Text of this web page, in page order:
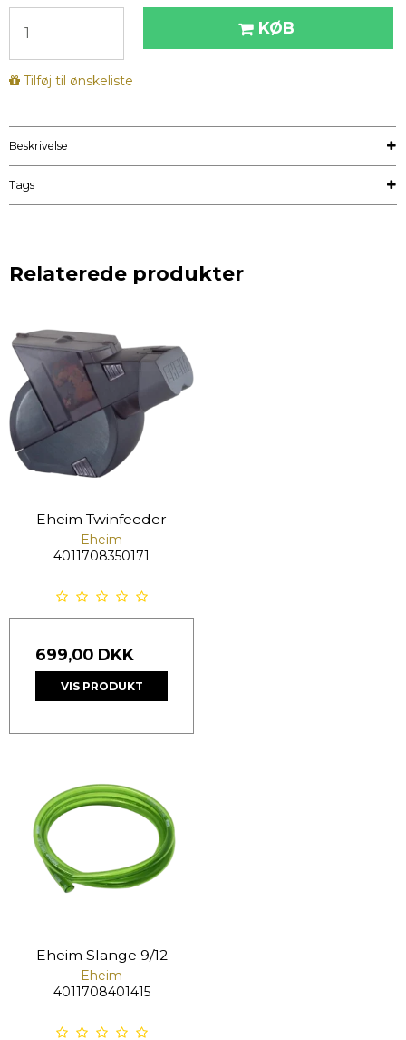
KØB
Tilføj til ønskeliste
Beskrivelse
Tags
Relaterede produkter
Eheim Twinfeeder
Eheim
4011708350171
699,00 DKK
VIS PRODUKT
Eheim Slange 9/12
Eheim
4011708401415